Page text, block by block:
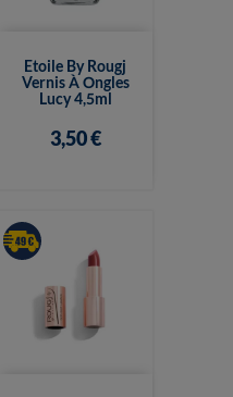
Etoile By Rougj
Vernis À Ongles
Lucy 4,5ml
3,50 €